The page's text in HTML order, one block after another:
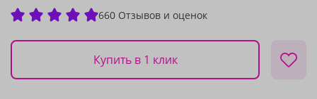
660 Отзывов и оценок
Купить в 1 клик